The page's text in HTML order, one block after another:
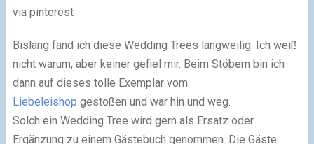
via pinterest
Bislang fand ich diese Wedding Trees langweilig. Ich weiß
nicht warum, aber keiner gefiel mir. Beim Stöbern bin ich
dann auf dieses tolle Exemplar vom
Liebeleishop gestoßen und war hin und weg.
Solch ein Wedding Tree wird gern als Ersatz oder
Ergänzung zu einem Gästebuch genommen. Die Gäste